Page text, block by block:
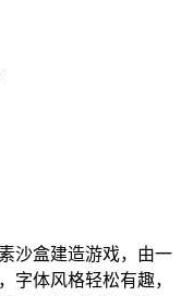
沙盒建造游戏，由一
字体风格轻松有趣，